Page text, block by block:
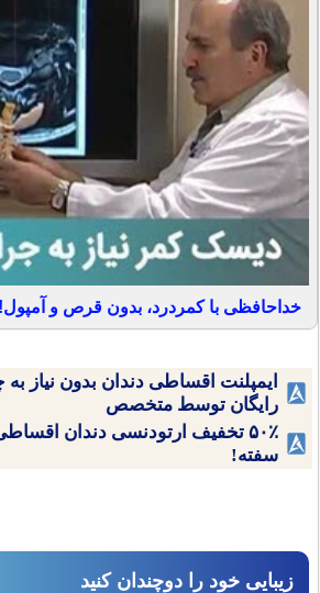
خداحافظی با کمردرد، بدون قرص و
ایمپلنت اقساطی دندان بدون نیاز
رایگان توسط متخصص
۵۰٪ تخفیف ارتودنسی دندان
سفته!
زیبایی خود را دوچندان کنید